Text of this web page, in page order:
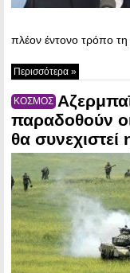
πλέον έντονο τρόπο
Περισσότερα »
ΚΟΣΜΟΣ
παραδοθούν
θα συνεχιστεί